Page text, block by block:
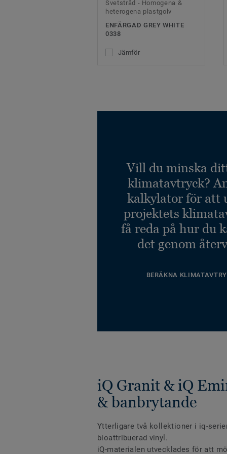
Svetstråd - Homogena &
heterogena plastgolv
ENFÄRGAD GREY WHITE
0338
Jämför
Vill du minska
klimatavtryck?
kalkylator för att
projektets
få reda på hur du
det genom
BERÄKNA
iQ Granit & iQ
& banbrytande
Ytterligare två kollektioner i iq-
bioattribuerad vinyl.
iQ-materialen utvecklades för att